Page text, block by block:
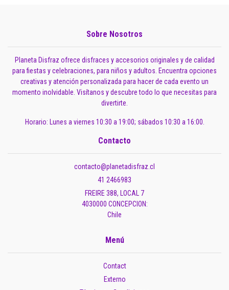
Sobre Nosotros
Planeta Disfraz ofrece disfraces y accesorios originales y de calidad
para fiestas y celebraciones, para niños y adultos. Encuentra opciones
creativas y atención personalizada para hacer de cada evento un
momento inolvidable. Visítanos y descubre todo lo que necesitas para
divertirte.
Horario: Lunes a viernes 10:30 a 19:00; sábados 10:30 a 16:00.
Contacto
contacto@planetadisfraz.cl
41 2466983
FREIRE 388, LOCAL 7
4030000 CONCEPCION:
Chile
Menú
Contact
Externo